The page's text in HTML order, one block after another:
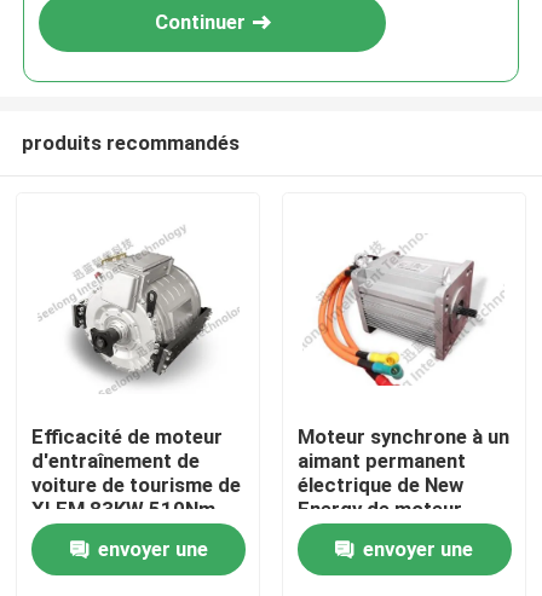
À la maison
Produits
Continuer
produits recommandés
Efficacité de moteur
d'entraînement de
voiture de tourisme de
XLEM 83KW 510Nm
3000rpm de moteur
envoyer une
Moteur synchrone à un
aimant permanent
électrique de New
Energy de moteur
d'entraînement de
XLEM 10Kw 120Nm
3800rpm
envoyer une